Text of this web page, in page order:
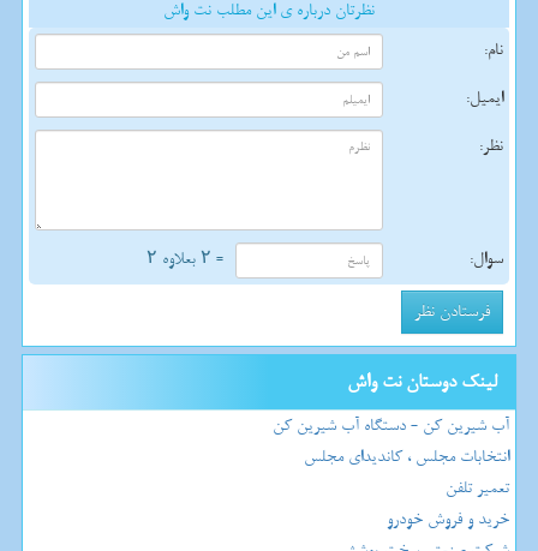
نظرتان درباره ی این مطلب نت واش
نام:
ایمیل:
نظر:
سوال: = ۲ بعلاوه ۲
لینک دوستان نت واش
آب شیرین کن - دستگاه آب شیرین کن
انتخابات مجلس ، کاندیدای مجلس
تعمیر تلفن
خرید و فروش خودرو